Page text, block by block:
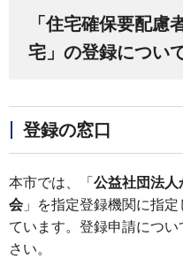
「住宅確保要配慮
宅」の登録につい
登録の窓口
本市では、「 公益社団法人
会 」を指定登録機関に指
ています。登録申請につ
さい。